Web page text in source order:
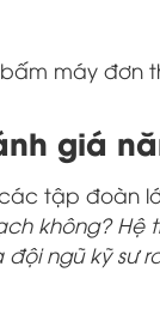
máy đơn
giá
tập đoàn
không? Hệ
ngũ kỹ sư